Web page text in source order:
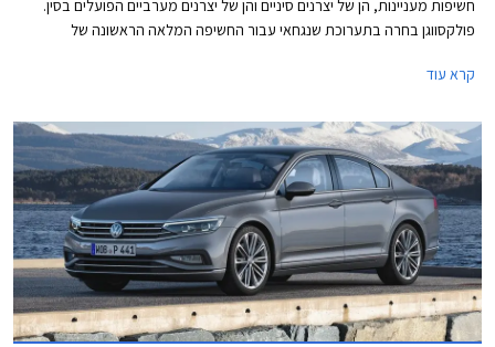
חשיפות מעניינות, הן של יצרנים סיניים והן של יצרנים מערביים הפועלים בסין.
פולקסווגן בחרה בתערוכת שנגחאי עבור החשיפה המלאה הראשונה של
נהנתה שנים ארוכות מהיעדר תחרות אבל בתקופה האחרונה הצטרפו גם יונדאי
באירופה בימים אלה ומכוניות סיניות אחרות.
קרא עוד